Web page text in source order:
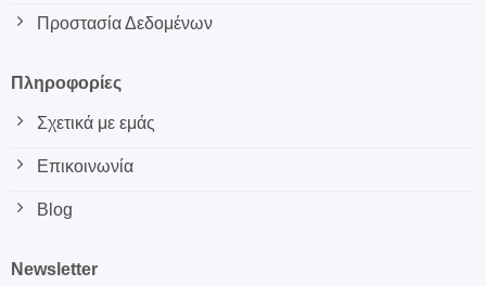
Προστασία Δεδομένων
Πληροφορίες
Σχετικά με εμάς
Επικοινωνία
Blog
Newsletter